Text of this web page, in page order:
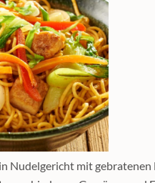
Nudelgericht mit gebratenen